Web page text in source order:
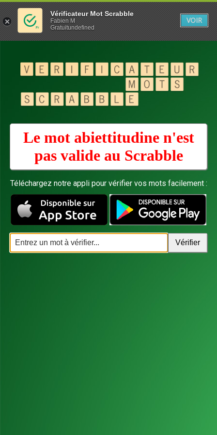
Le mot abiettitudine n'est
pas valide au Scrabble
Téléchargez notre appli pour vérifier vos mots facilement :
Vérificateur Mot Scrabble
Fabien M
Gratuitundefined
VOIR